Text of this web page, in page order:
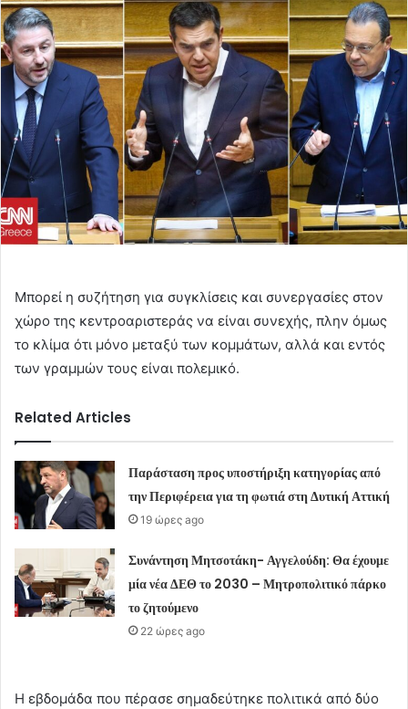
email
Μπορεί η συζήτηση για συγκλίσεις και συνεργασίες στον
χώρο της κεντροαριστεράς να είναι συνεχής, πλην όμως
το κλίμα ότι μόνο μεταξύ των κομμάτων, αλλά και εντός
των γραμμών τους είναι πολεμικό.
Related Articles
Παράσταση προς υποστήριξη κατηγορίας από
την Περιφέρεια για τη φωτιά στη Δυτική Αττική
19 ώρες ago
Συνάντηση Μητσοτάκη- Αγγελούδη: Θα έχουμε
μία νέα ΔΕΘ το 2030 – Μητροπολιτικό πάρκο
το ζητούμενο
22 ώρες ago
Η εβδομάδα που πέρασε σημαδεύτηκε πολιτικά από δύο